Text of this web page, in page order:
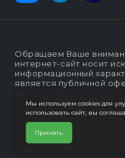
Обращаем Ваше
интернет-сайт носит
информационный
является публичной
положениями статьи п.
Российской Федерации
Политика
Интернет-магазин "Lapsi".
Мы используем cookies для
использовать сайт, вы
Принять